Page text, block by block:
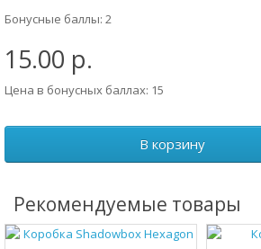
Бонусные баллы: 2
15.00 р.
Цена в бонусных баллах: 15
В корзину
Рекомендуемые товары